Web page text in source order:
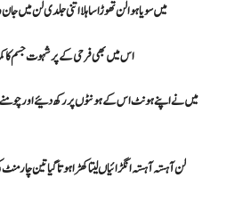
میں سویا ہوا لن تھوڑا سا ہلا اتنی جلدی لن
اس میں بھی فرحی کے پر شہوت جسم کا
میں نے اپنے ہونٹ اس کے ہونٹوں پر رکھ دئیے اور
لن آہستہ آہستہ انگڑائیاں لیتا کھڑا ہوتا گیا تین چار